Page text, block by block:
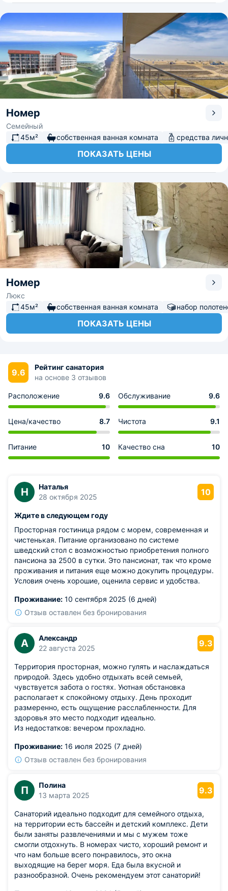
Номер
Семейный
45м²
собственная ванная комната средства
ПОКАЗАТЬ ЦЕНЫ
Номер
Люкс
45м²
собственная ванная комната набор
ПОКАЗАТЬ ЦЕНЫ
9.6
Рейтинг санатория
на основе 3 отзывов
Расположение 9.6 Обслуживание 9.6
Цена/качество 8.7 Чистота 9.1
Питание 10 Качество сна 10
Н
Наталья
28 октября 2025
10
Ждите в следующем году
Просторная гостиница рядом с морем, современная и
чистенькая. Питание организовано по системе
шведский стол с возможностью приобретения полного
пансиона за 2500 в сутки. Это пансионат, так что кроме
проживания и питания еще можно докупить процедуры.
Условия очень хорошие, оценила сервис и удобства.
Проживание: 10 сентября 2025 (6 дней)
Отзыв оставлен без бронирования
А
Александр
22 августа 2025
9.3
Территория просторная, можно гулять и наслаждаться
природой. Здесь удобно отдыхать всей семьей,
чувствуется забота о гостях. Уютная обстановка
располагает к спокойному отдыху. День проходит
размеренно, есть ощущение расслабленности. Для
здоровья это место подходит идеально.
Из недостатков: вечером прохладно.
Проживание: 16 июля 2025 (7 дней)
Отзыв оставлен без бронирования
П
Полина
13 марта 2025
9.3
Санаторий идеально подходит для семейного отдыха,
на территории есть бассейн и детский комплекс. Дети
были заняты развлечениями и мы с мужем тоже
смогли отдохнуть. В номерах чисто, хороший ремонт и
что нам больше всего понравилось, это окна
выходящие на берег моря. Еда была вкусной и
разнообразной. Очень рекомендуем этот санаторий!